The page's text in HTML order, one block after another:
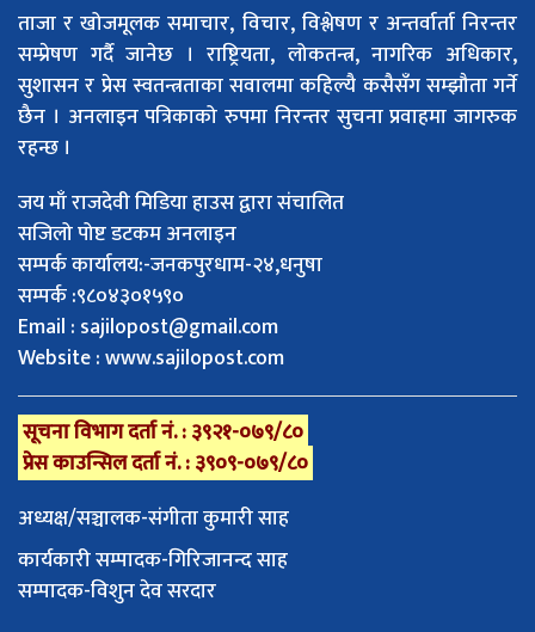
ताजा र खोजमूलक समाचार, विचार, विश्लेषण र अन्तर्वार्ता निरन्तर
सम्प्रेषण गर्दै जानेछ । राष्ट्रियता, लोकतन्त्र, नागरिक अधिकार,
सुशासन र प्रेस स्वतन्त्रताका सवालमा कहिल्यै कसैसँग सम्झौता गर्ने
छैन । अनलाइन पत्रिकाको रुपमा निरन्तर सुचना प्रवाहमा जागरुक
रहन्छ ।
जय माँ राजदेवी मिडिया हाउस द्वारा संचालित
सजिलो पोष्ट डटकम अनलाइन
सम्पर्क कार्यालय:-जनकपुरधाम-२४,धनुषा
सम्पर्क :९८०४३०१५९०
Email : sajilopost@gmail.com
Website : www.sajilopost.com
सूचना विभाग दर्ता नं. : ३९२१-०७९/८०
प्रेस काउन्सिल दर्ता नं. : ३९०९-०७९/८०
अध्यक्ष/सञ्चालक-संगीता कुमारी साह
कार्यकारी सम्पादक-गिरिजानन्द साह
सम्पादक-विशुन देव सरदार